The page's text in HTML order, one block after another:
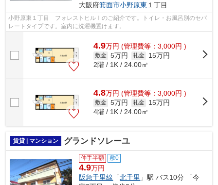
大阪府箕面市小野原東 １丁目
小野原東１丁目 フォレストヒルⅠのご紹介です。トイレ・お風呂別のセパ
レートタイプです。室内に洗濯機置けます。
4.9万円 (管理費等：3,000円 )
敷金 5万円 礼金
15万円
2階 / 1K / 24.00㎡
4.8万円 (管理費等：3,000円 )
敷金 5万円 礼金
15万円
4階 / 1K / 24.00㎡
賃貸 | マンション グランドソレーユ
仲手半額 敷0
4.9万円
阪急千里線 「北千里 」駅 バス10分 「今